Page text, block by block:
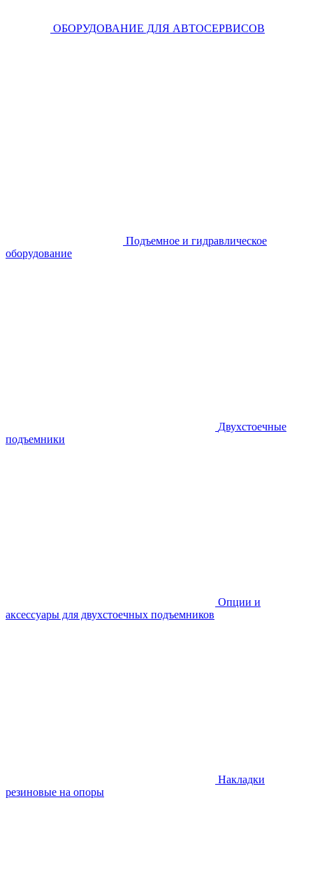
ОБОРУДОВАНИЕ ДЛЯ АВТОСЕРВИСОВ
Подъемное и гидравлическое
оборудование
Двухстоечные
подъемники
Опции и
аксессуары для двухстоечных подъемников
Накладки
резиновые на опоры